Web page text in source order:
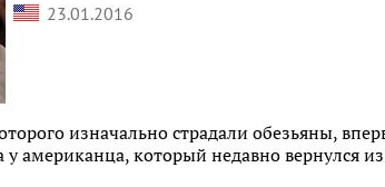
23.01.2016
изначально страдали обезьяны,
американца, который недавно вернулся